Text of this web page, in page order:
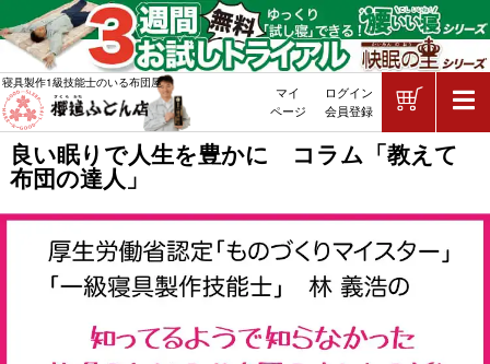
良い眠りで人生を豊かに コラム「教えて
布団の達人」
敷布団・掛け布団・羽毛布団・マ
寝具製作1級技能士のいる布団屋
マイ
ページ
ログイン
会員登録